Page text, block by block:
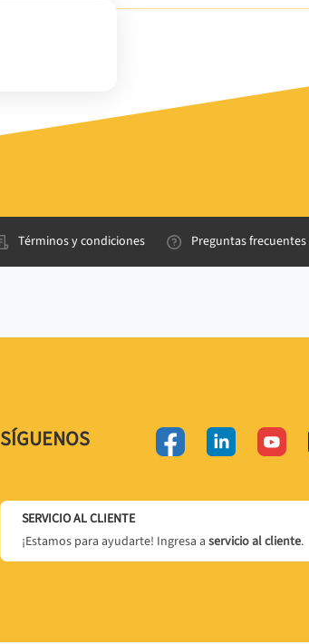
Términos y condiciones Preguntas frecuentes
SÍGUENOS
SERVICIO AL CLIENTE
¡Estamos para ayudarte! Ingresa a servicio al cliente.